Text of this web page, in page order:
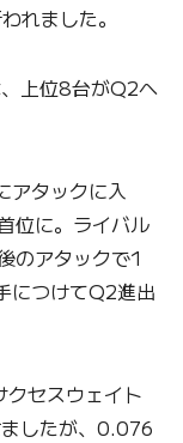
れました。
上位8台がQ2へ
アタックに入
位に。ライバル
のアタックで1
につけてQ2進出
セスウェイト
したが、0.076